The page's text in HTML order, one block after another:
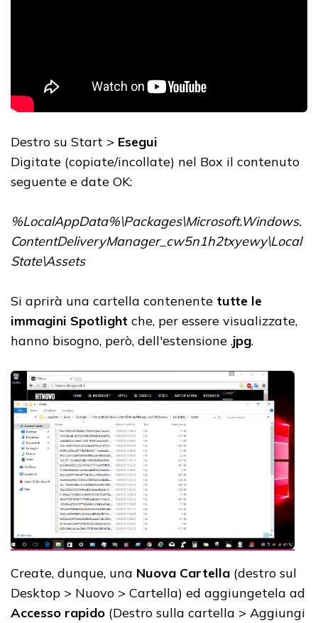
Destro su Start > Esegui
Digitate (copiate/incollate) nel Box il contenuto
seguente e date OK:
%LocalAppData%\Packages\Microsoft.Windows.
ContentDeliveryManager_cw5n1h2txyewy\Local
State\Assets
Si aprirà una cartella contenente tutte le
immagini Spotlight che, per essere visualizzate,
hanno bisogno, però, dell'estensione .jpg.
Create, dunque, una Nuova Cartella (destro sul
Desktop > Nuovo > Cartella) ed aggiungetela ad
Accesso rapido (Destro sulla cartella > Aggiungi